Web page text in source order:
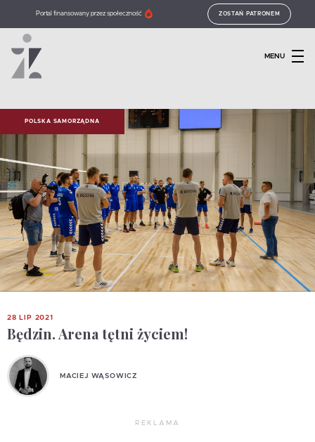
Portal finansowany przez społeczność ZOSTAŃ PATRONEM
MENU
POLSKA SAMORZĄDNA
28 LIP 2021
Będzin. Arena tętni życiem!
MACIEJ WĄSOWICZ
REKLAMA